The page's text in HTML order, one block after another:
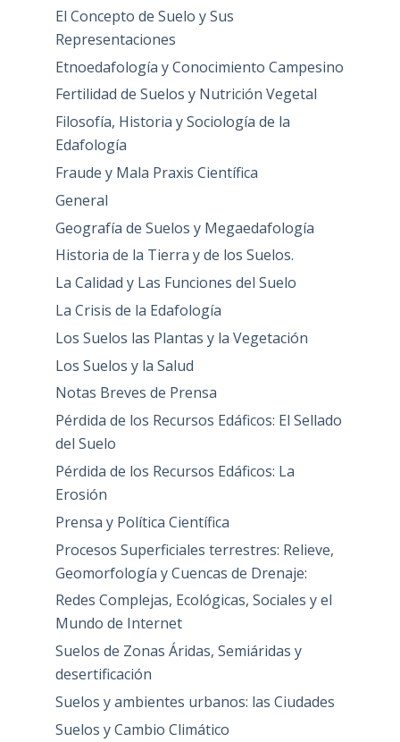
El Concepto de Suelo y Sus
Representaciones
Etnoedafología y Conocimiento Campesino
Fertilidad de Suelos y Nutrición Vegetal
Filosofía, Historia y Sociología de la
Edafología
Fraude y Mala Praxis Científica
General
Geografía de Suelos y Megaedafología
Historia de la Tierra y de los Suelos.
La Calidad y Las Funciones del Suelo
La Crisis de la Edafología
Los Suelos las Plantas y la Vegetación
Los Suelos y la Salud
Notas Breves de Prensa
Pérdida de los Recursos Edáficos: El Sellado
del Suelo
Pérdida de los Recursos Edáficos: La
Erosión
Prensa y Política Científica
Procesos Superficiales terrestres: Relieve,
Geomorfología y Cuencas de Drenaje:
Redes Complejas, Ecológicas, Sociales y el
Mundo de Internet
Suelos de Zonas Áridas, Semiáridas y
desertificación
Suelos y ambientes urbanos: las Ciudades
Suelos y Cambio Climático